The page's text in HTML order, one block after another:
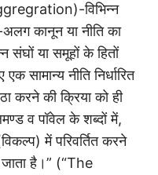
विभिन्न
कानून या नीति का
संघों या समूहों के हितों
सामान्य नीति निर्धारित
करने की क्रिया को ही
व पॉवेल के शब्दों में,
में परिवर्तित करने
है।” (“The